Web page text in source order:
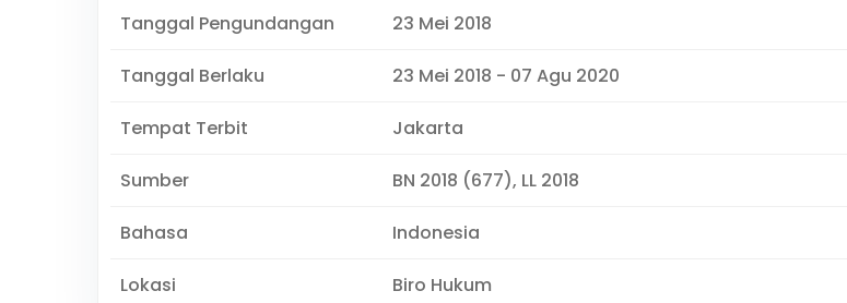
Tanggal Pengundangan 23 Mei 2018
Tanggal Berlaku 23 Mei 2018 - 07 Agu 2020
Tempat Terbit Jakarta
Sumber BN 2018 (677), LL 2018
Bahasa Indonesia
Lokasi Biro Hukum